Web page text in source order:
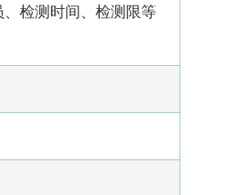
检测时间、检测限等